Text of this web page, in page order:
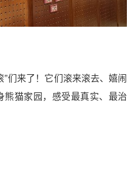
们来了！它们滚来滚去、嬉闹
猫家园，感受最真实、最治